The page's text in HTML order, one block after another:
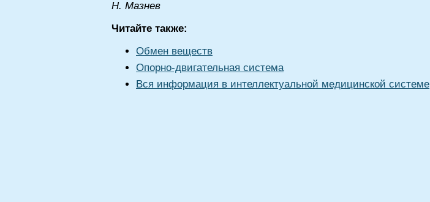
Н. Мазнев
Читайте также:
Обмен веществ
Опорно-двигательная система
Вся информация в интеллектуальной медицинской системе